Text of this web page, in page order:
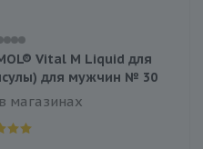
Vital M Liquid для
для мужчин № 30
магазинах